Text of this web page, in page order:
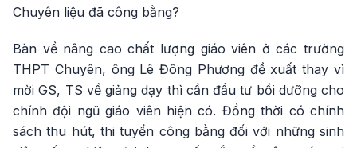
Chuyên liệu đã công bằng?
Bàn về nâng cao chất lượng giáo viên ở các trường
THPT Chuyên, ông Lê Đông Phương đề xuất thay vì
mời GS, TS về giảng dạy thì cần đầu tư bồi dưỡng cho
chính đội ngũ giáo viên hiện có. Đồng thời có chính
sách thu hút, thi tuyển công bằng đối với những sinh